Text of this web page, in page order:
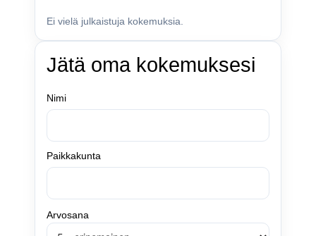
Ei vielä julkaistuja kokemuksia.
Jätä oma kokemuksesi
Nimi
Paikkakunta
Arvosana